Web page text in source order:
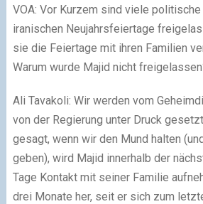
VOA: Vor Kurzem sind viele
iranischen Neujahrsfeiertage
sie die Feiertage mit ihren Familien
Warum wurde Majid nicht
Ali Tavakoli: Wir werden vom
von der Regierung unter Druck
gesagt, wenn wir den Mund halten
geben), wird Majid innerhalb der
Tage Kontakt mit seiner Familie
drei Monate her, seit er sich zum